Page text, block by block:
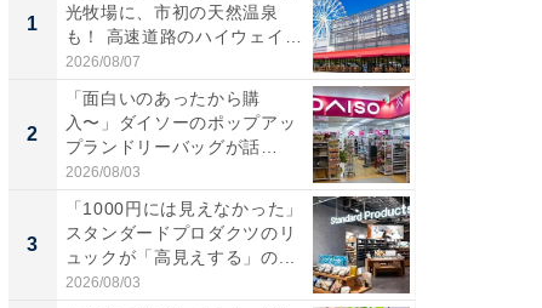
1
光牧場に、市初の天然温泉
も！ 高速道路のハイウェイオ
ア...
2026/08/07
2
「面白いのあったから購
入〜」ダイソーのポップアッ
プランドリーバッグが話
題。“さま...
2026/08/03
3
「1000円には見えなかった」
スタンダードプロダクツのリ
ュックが「高見えする」の...
2026/08/03